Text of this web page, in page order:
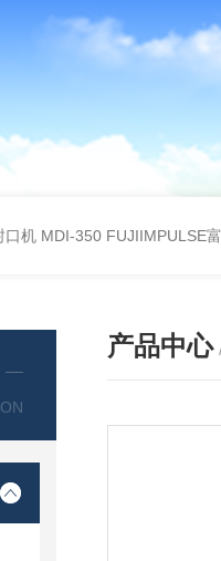
口机 MDI-350 FUJIIMPULSE
产品中心